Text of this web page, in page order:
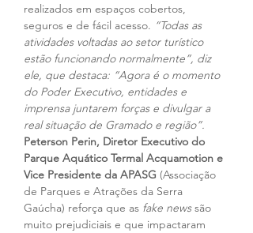
realizados em espaços cobertos,
seguros e de fácil acesso. “Todas as
atividades voltadas ao setor turístico
estão funcionando normalmente”, diz
ele, que destaca: “Agora é o momento
do Poder Executivo, entidades e
imprensa juntarem forças e divulgar a
real situação de Gramado e região”.
Peterson Perin, Diretor Executivo do
Parque Aquático Termal Acquamotion e
Vice Presidente da APASG (Associação
de Parques e Atrações da Serra
Gaúcha) reforça que as fake news são
muito prejudiciais e que impactaram